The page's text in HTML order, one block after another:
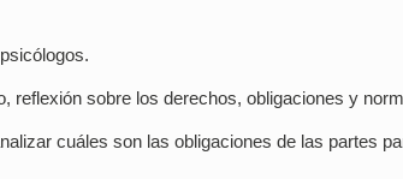
reflexión sobre los derechos, obligaciones y
cuáles son las obligaciones de las partes